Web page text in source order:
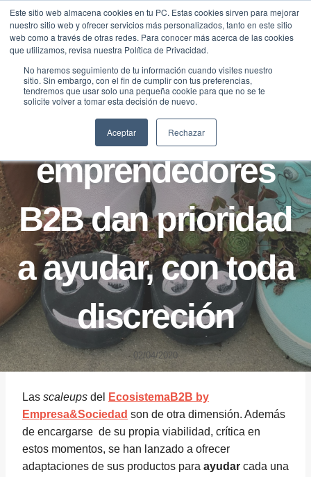
Este sitio web almacena cookies en tu PC. Estas cookies sirven para mejorar
nuestro sitio web y ofrecer servicios más personalizados, tanto en este sitio
web como a través de otras redes. Para conocer más acerca de las cookies
que utilizamos, revisa nuestra Política de Privacidad.
No haremos seguimiento de tu información cuando visites nuestro
sitio. Sin embargo, con el fin de cumplir con tus preferencias,
tendremos que usar solo una pequeña cookie para que no se te
solicite volver a tomar esta decisión de nuevo.
Aceptar Rechazar
Saltar
contenido
BLOG
Los
emprendedores
B2B dan prioridad
a ayudar, con toda
discreción
02/04/2020
Las scaleups del
EcosistemaB2B by
Empresa&Sociedad son de otra dimensión. Además
de encargarse de su propia viabilidad, crítica en
estos momentos, se han lanzado a ofrecer
adaptaciones de sus productos para ayudar cada una
Traducir »